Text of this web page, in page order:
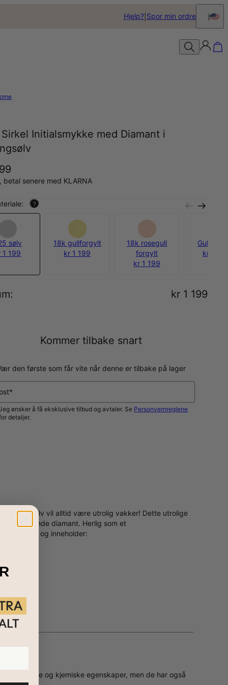
Hjelp? Spor min ordre
Initialsmykke med Diamant i
betal senere med KLARNA
?
sølv
1 199
18k gullforgylt
kr 1 199
18k rosegull
forgylt
kr 1 199
Gull
kr 1
: kr 1 199
Kommer tilbake snart
den første som får vite når denne er tilbake på lager
ønsker å få eksklusive tilbud og avtaler. Se Personvernreglene
detaljer.
Sterlingsølv vil alltid være utrolig vakker! Dette utrolige
skinnende diamant. Herlig som et
i sølv, og inneholder:
klassisk og personlig touch, er dette et vakkert valg
å gå til vår komplette kolleksjon, hvor du finner flere
i fysiske og kjemiske egenskaper, men de har også